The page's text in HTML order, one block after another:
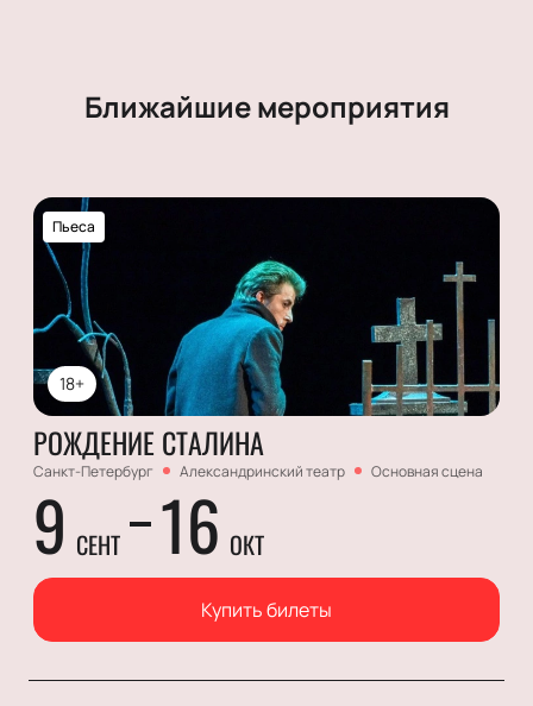
Ближайшие мероприятия
18+
Пьеса
РОЖДЕНИЕ СТАЛИНА
Санкт-Петербург Александринский театр Основная сцена
9 СЕНТ 16 ОКТ
Купить билеты